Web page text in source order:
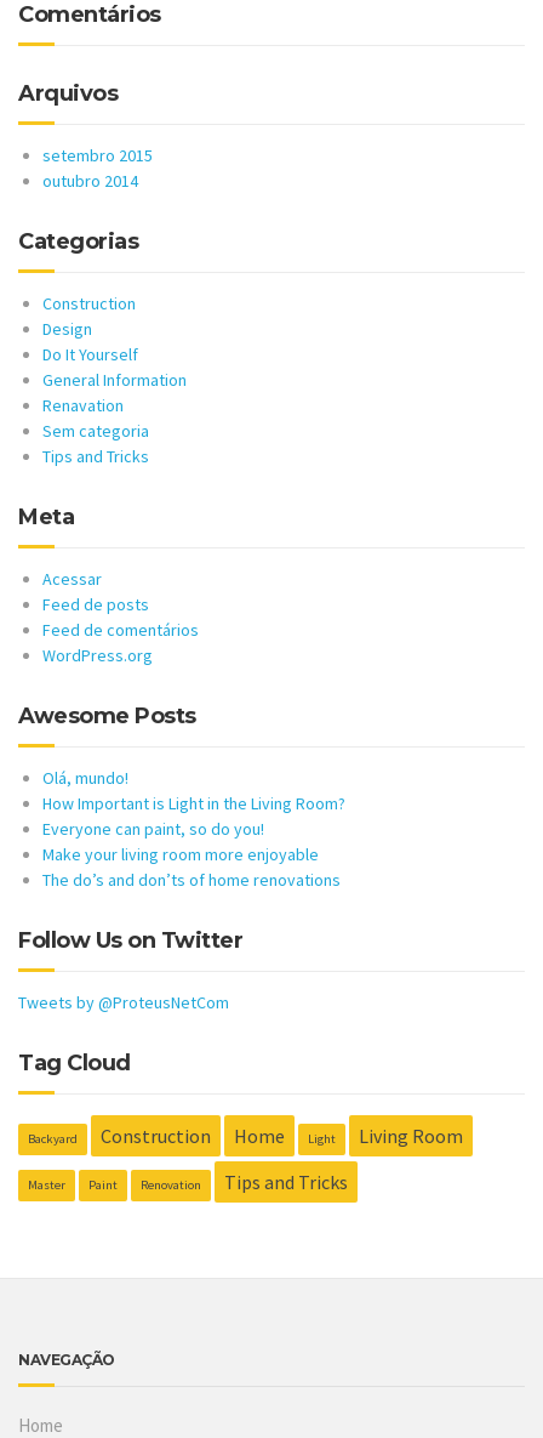
Comentários
Arquivos
setembro 2015
outubro 2014
Categorias
Construction
Design
Do It Yourself
General Information
Renavation
Sem categoria
Tips and Tricks
Meta
Acessar
Feed de posts
Feed de comentários
WordPress.org
Awesome Posts
Olá, mundo!
How Important is Light in the Living Room?
Everyone can paint, so do you!
Make your living room more enjoyable
The do’s and don’ts of home renovations
Follow Us on Twitter
Tweets by @ProteusNetCom
Tag Cloud
Backyard Construction Home Light Living Room
Master Paint Renovation Tips and Tricks
NAVEGAÇÃO
Home